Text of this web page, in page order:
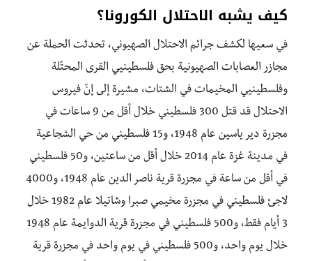
كيف يشبه الاحتلال الكورونا؟
في سعيها لكشف جرائم الاحتلال الصهيوني، تحدثت الحملة عن
مجازر العصابات الصهيونية بحق فلسطينيي القرى المحتًلة
وفلسطينيي المخيمات في الشتات، مشيرة إلى إنّ فيروس
الاحتلال قد قتل 300 فلسطيني خلال أقل من 9 ساعات في
مجزرة دير ياسين عام 1948، و15 فلسطيني من حي الشجاعية
في مدينة غزة عام 2014 خلال أقل من ساعتين، و50 فلسطيني
في أقل من ساعة في مجزرة قرية ناصر الدين عام 1948، و4000
لاجئ فلسطيني في مجزرة مخيمي صبرا وشاتيلا عام 1982 خلال
3 أيام فقط، و500 فلسطيني في مجزرة قرية الدوايمة عام 1948
خلال يوم واحد، و500 فلسطيني في يوم واحد في مجزرة قرية